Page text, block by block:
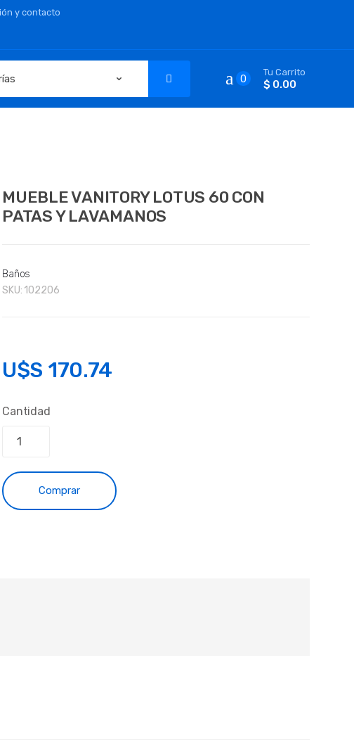
y contacto
0
Tu Carrito
$ 0.00
MUEBLE VANITORY LOTUS 60 CON
PATAS Y LAVAMANOS
Baños
SKU: 102206
U$S 170.74
Cantidad
Comprar